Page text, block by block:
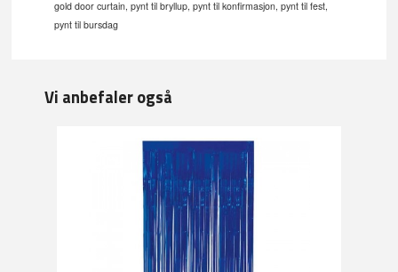
gold door curtain, pynt til bryllup, pynt til konfirmasjon, pynt til fest,
pynt til bursdag
Vi anbefaler også